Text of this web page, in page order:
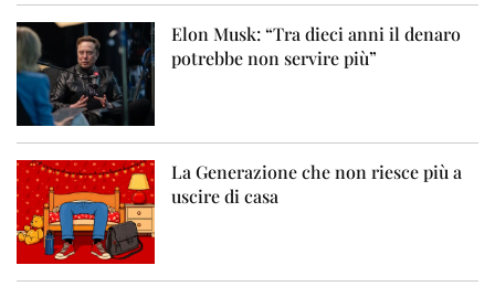
Elon Musk: “Tra dieci anni il denaro
potrebbe non servire più”
La Generazione che non riesce più a
uscire di casa